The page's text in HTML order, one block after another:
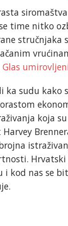
time nitko
stručnjaka
Glas
ka sudu kako
koja
i kod nas se